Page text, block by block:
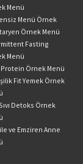
Menü
Menü Örnek
Örnek Menü
Fasting
Menü
Protein Örnek Menü
Fit Yemek Örnek
Detoks Örnek
ve Emziren Anne